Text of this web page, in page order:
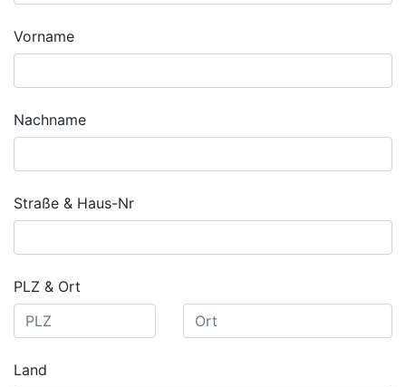
Vorname
Nachname
Straße & Haus-Nr
PLZ & Ort
Land